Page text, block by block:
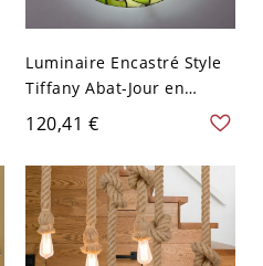
Luminaire Encastré Style
Tiffany Abat-Jour en
Vitrail Plafonnier en
Forme de Bol - Beige 110
V-120 V 40,64 cm
120,41 €